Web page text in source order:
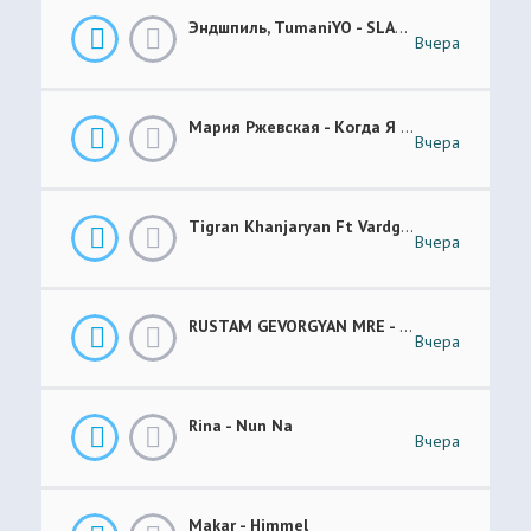
Эндшпиль, TumaniYO - SLANG
Вчера
Мария Ржевская - Когда Я Стану Кошкой (Future Garage Remix)
Вчера
Tigran Khanjaryan Ft Vardges - Pap Jan
Вчера
RUSTAM GEVORGYAN MRE - GAR XOROVATC
Вчера
Rina - Nun Na
Вчера
Makar - Himmel